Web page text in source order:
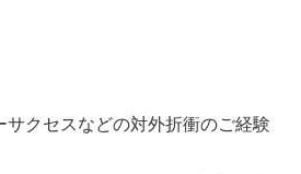
サクセスなどの対外折衝のご経験